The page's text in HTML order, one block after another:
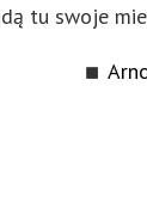
tu swoje